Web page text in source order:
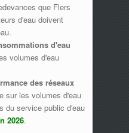
que Flers
d'eau doivent
d'eau
volumes d'eau
des réseaux
sur les volumes d'eau
du service public d'eau
2026.